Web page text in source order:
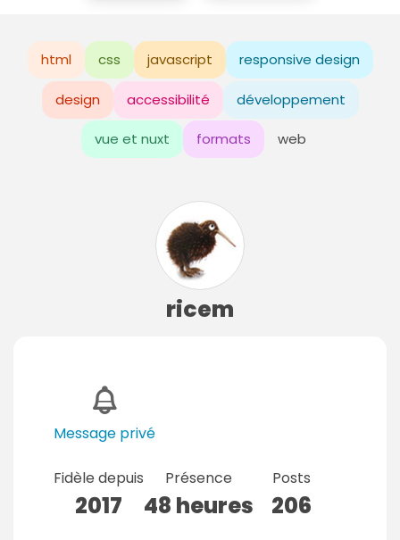
html css javascript responsive design
design accessibilité développement
vue et nuxt formats web
ricem
Message privé
Fidèle depuis
2017
Présence
48 heures
Posts
206